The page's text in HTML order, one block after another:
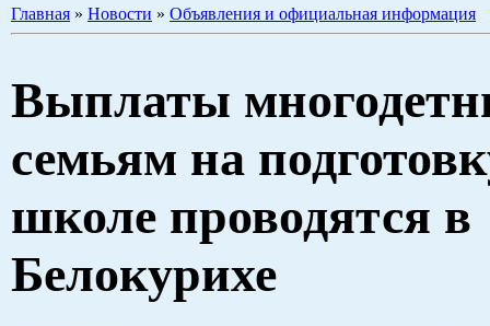
Главная » Новости » Объявления и официальная информация
Выплаты
семьям на
школе проводятся в
Белокурихе